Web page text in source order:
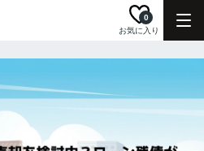
お気に入り
0